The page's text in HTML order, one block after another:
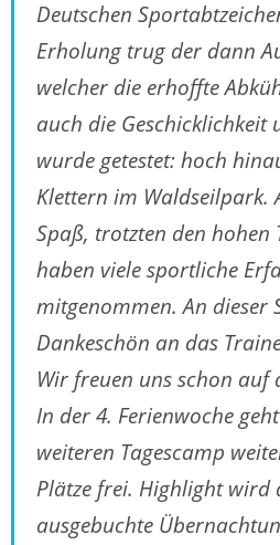
Deutschen
Erholung trug der dann
welcher die erhoffte
auch die Geschicklichkeit
wurde getestet: hoch
Klettern im Waldseilpark.
Spaß, trotzten den hohen
haben viele sportliche
mitgenommen. An dieser
Dankeschön an das
Wir freuen uns schon auf
In der 4. Ferienwoche
weiteren Tagescamp
Plätze frei. Highlight wird
ausgebuchte